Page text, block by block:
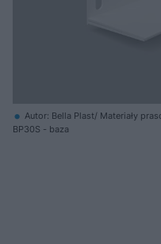
Autor: Bella Plast/ Materiały
BP30S - baza